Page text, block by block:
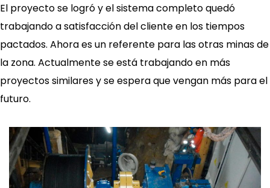
El proyecto se logró y el sistema completo quedó
trabajando a satisfacción del cliente en los tiempos
pactados. Ahora es un referente para las otras minas de
la zona. Actualmente se está trabajando en más
proyectos similares y se espera que vengan más para el
futuro.